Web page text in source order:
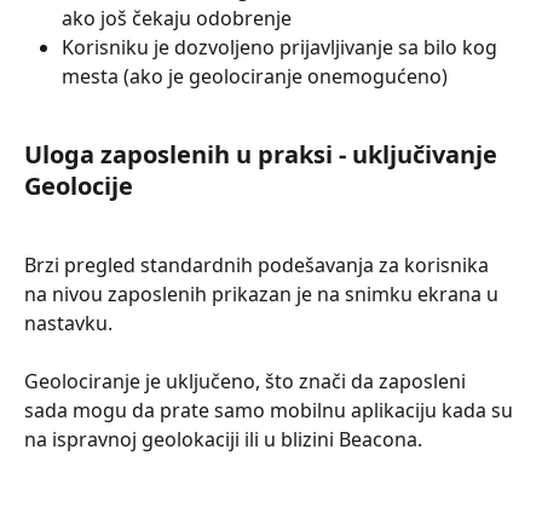
ako još čekaju odobrenje
Korisniku je dozvoljeno prijavljivanje sa bilo kog
mesta (ako je geolociranje onemogućeno)
Uloga zaposlenih u praksi - uključivanje
Geolocije
Brzi pregled standardnih podešavanja za korisnika
na nivou zaposlenih prikazan je na snimku ekrana u
nastavku.
Geolociranje je uključeno, što znači da zaposleni
sada mogu da prate samo mobilnu aplikaciju kada su
na ispravnoj geolokaciji ili u blizini Beacona.